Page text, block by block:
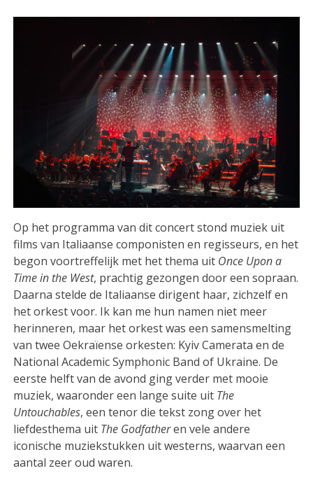
Op het programma van dit concert stond muziek uit
films van Italiaanse componisten en regisseurs, en het
begon voortreffelijk met het thema uit Once Upon a
Time in the West, prachtig gezongen door een sopraan.
Daarna stelde de Italiaanse dirigent haar, zichzelf en
het orkest voor. Ik kan me hun namen niet meer
herinneren, maar het orkest was een samensmelting
van twee Oekraïense orkesten: Kyiv Camerata en de
National Academic Symphonic Band of Ukraine. De
eerste helft van de avond ging verder met mooie
muziek, waaronder een lange suite uit The
Untouchables, een tenor die tekst zong over het
liefdesthema uit The Godfatheren vele andere
iconische muziekstukken uit westerns, waarvan een
aantal zeer oud waren.